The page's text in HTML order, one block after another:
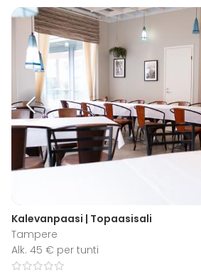
Kalevanpaasi | Topaasisali
Tampere
Alk. 45 € per tunti